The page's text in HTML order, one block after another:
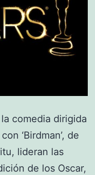
la comedia dirigida
‘Birdman’, de
lideran las
de los Oscar,